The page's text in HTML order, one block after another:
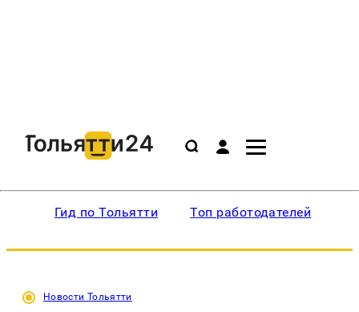
Гид по Тольятти Топ работодателей
Новости Тольятти